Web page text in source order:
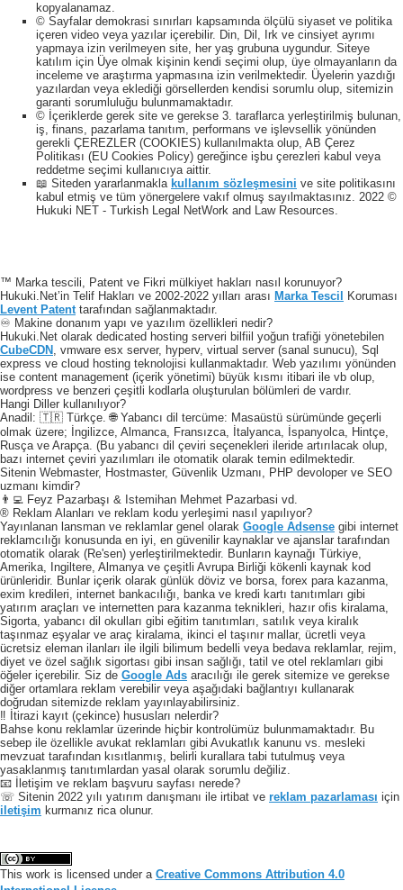
kopyalanamaz.
© Sayfalar demokrasi sınırları kapsamında ölçülü siyaset ve politika
içeren video veya yazılar içerebilir. Din, Dil, Irk ve cinsiyet ayrımı
yapmaya izin verilmeyen site, her yaş grubuna uygundur. Siteye
katılım için Üye olmak kişinin kendi seçimi olup, üye olmayanların da
inceleme ve araştırma yapmasına izin verilmektedir. Üyelerin yazdığı
yazılardan veya eklediği görsellerden kendisi sorumlu olup, sitemizin
garanti sorumluluğu bulunmamaktadır.
© İçeriklerde gerek site ve gerekse 3. taraflarca yerleştirilmiş bulunan,
iş, finans, pazarlama tanıtım, performans ve işlevsellik yönünden
gerekli ÇEREZLER (COOKIES) kullanılmakta olup, AB Çerez
Politikası (EU Cookies Policy) gereğince işbu çerezleri kabul veya
reddetme seçimi kullanıcıya aittir.
📖 Siteden yararlanmakla kullanım sözleşmesini ve site politikasını
kabul etmiş ve tüm yönergelere vakıf olmuş sayılmaktasınız. 2022 ©
Hukuki NET - Turkish Legal NetWork and Law Resources.
™ Marka tescili, Patent ve Fikri mülkiyet hakları nasıl korunuyor?
Hukuki.Net’in Telif Hakları ve 2002-2022 yılları arası Marka Tescil
Koruması
Levent Patenttarafından sağlanmaktadır.
♾️ Makine donanım yapı ve yazılım özellikleri nedir?
Hukuki.Net olarak dedicated hosting serveri bilfiil yoğun trafiği yönetebilen
CubeCDN , vmware esx server, hyperv, virtual server (sanal sunucu), Sql
express ve cloud hosting teknolojisi kullanmaktadır. Web yazılımı yönünden
ise content management (içerik yönetimi) büyük kısmı itibari ile vb olup,
wordpress ve benzeri çeşitli kodlarla oluşturulan bölümleri de vardır.
Hangi Diller kullanılıyor?
Anadil: 🇹🇷 Türkçe. 🌐 Yabancı dil tercüme: Masaüstü sürümünde geçerli
olmak üzere; İngilizce, Almanca, Fransızca, İtalyanca, İspanyolca, Hintçe,
Rusça ve Arapça. (Bu yabancı dil çeviri seçenekleri ileride artırılacak olup,
bazı internet çeviri yazılımları ile otomatik olarak temin edilmektedir.
Sitenin Webmaster, Hostmaster, Güvenlik Uzmanı, PHP devoloper ve SEO
uzmanı kimdir?
👨‍💻 Feyz Pazarbaşı & Istemihan Mehmet Pazarbasi vd.
® Reklam Alanları ve reklam kodu yerleşimi nasıl yapılıyor?
Yayınlanan lansman ve reklamlar genel olarak Google Adsense gibi internet
reklamcılığı konusunda en iyi, en güvenilir kaynaklar ve ajanslar tarafından
otomatik olarak (Re'sen) yerleştirilmektedir. Bunların kaynağı Türkiye,
Amerika, Ingiltere, Almanya ve çeşitli Avrupa Birliği kökenli kaynak kod
ürünleridir. Bunlar içerik olarak günlük döviz ve borsa, forex para kazanma,
exim kredileri, internet bankacılığı, banka ve kredi kartı tanıtımları gibi
yatırım araçları ve internetten para kazanma teknikleri, hazır ofis kiralama,
Sigorta, yabancı dil okulları gibi eğitim tanıtımları, satılık veya kiralık
taşınmaz eşyalar ve araç kiralama, ikinci el taşınır mallar, ücretli veya
ücretsiz eleman ilanları ile ilgili bilimum bedelli veya bedava reklamlar, rejim,
diyet ve özel sağlık sigortası gibi insan sağlığı, tatil ve otel reklamları gibi
öğeler içerebilir. Siz de Google Ads aracılığı ile gerek sitemize ve gerekse
diğer ortamlara reklam verebilir veya aşağıdaki bağlantıyı kullanarak
doğrudan sitemizde reklam yayınlayabilirsiniz.
‼️ İtirazi kayıt (çekince) hususları nelerdir?
Bahse konu reklamlar üzerinde hiçbir kontrolümüz bulunmamaktadır. Bu
sebep ile özellikle avukat reklamları gibi Avukatlık kanunu vs. mesleki
mevzuat tarafından kısıtlanmış, belirli kurallara tabi tutulmuş veya
yasaklanmış tanıtımlardan yasal olarak sorumlu değiliz.
📧 İletişim ve reklam başvuru sayfası nerede?
☏ Sitenin 2022 yılı yatırım danışmanı ile irtibat ve reklam pazarlaması için
iletişim kurmanız rica olunur.
This work is licensed under a Creative Commons Attribution 4.0